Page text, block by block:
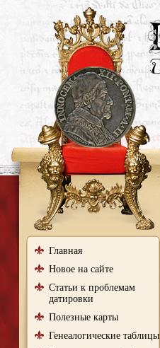
Главная
Новое на сайте
Статьи к проблемам
датировки
Полезные карты
Генеалогические таблицы